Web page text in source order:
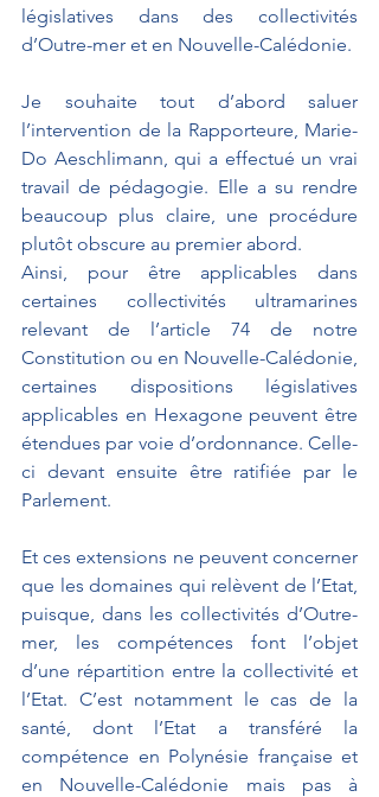
législatives dans des collectivités
d’Outre-mer et en Nouvelle-Calédonie.
Je souhaite tout d’abord saluer
l’intervention de la Rapporteure, Marie-
Do Aeschlimann, qui a effectué un vrai
travail de pédagogie. Elle a su rendre
beaucoup plus claire, une procédure
plutôt obscure au premier abord.
Ainsi, pour être applicables dans
certaines collectivités ultramarines
relevant de l’article 74 de notre
Constitution ou en Nouvelle-Calédonie,
certaines dispositions législatives
applicables en Hexagone peuvent être
étendues par voie d’ordonnance. Celle-
ci devant ensuite être ratifiée par le
Parlement.
Et ces extensions ne peuvent concerner
que les domaines qui relèvent de l’Etat,
puisque, dans les collectivités d’Outre-
mer, les compétences font l’objet
d’une répartition entre la collectivité et
l’Etat. C’est notamment le cas de la
santé, dont l’Etat a transféré la
compétence en Polynésie française et
en Nouvelle-Calédonie mais pas à